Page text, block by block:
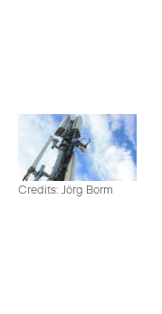
Credits: Jörg Borm